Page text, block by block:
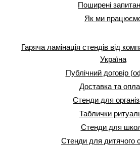
Поширені
Як ми
Гаряча ламінація стендів від
Україна
Публічний договір
Доставка та
Стенди для
Таблички
Стенди для
Стенди для дитячого